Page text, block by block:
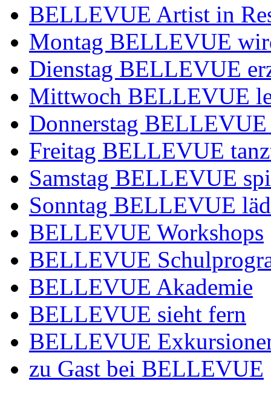
BELLEVUE Artist in
Montag BELLEVUE
Dienstag BELLEVUE
Mittwoch BELLEVUE
Donnerstag
Freitag BELLEVUE
Samstag BELLEVUE
Sonntag BELLEVUE
BELLEVUE Workshops
BELLEVUE
BELLEVUE Akademie
BELLEVUE sieht fern
BELLEVUE
zu Gast bei BELLEVUE